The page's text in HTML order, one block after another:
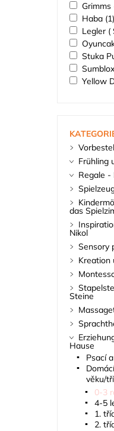
Grimms
Haba (1)
Legler (
Stuka
Sumblox
Yellow
Frühling
Regale -
das
Nikol
Sensory
Kreation
Steine
Hause
Psací
věku/
0-3
4-5
1.
2.